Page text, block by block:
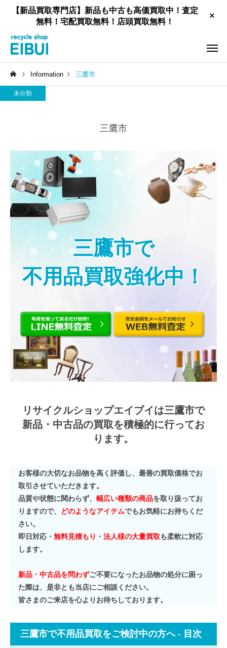
【新品買取専門店】新品も中古も高価買取中！査定
無料！宅配買取無料！店頭買取無料！
工具買取
家具買取
Information 三鷹市
未分類
三鷹市
三鷹市で
不用品買取強化中！
リサイクルショップエイブイは三鷹市で
新品・中古品の買取を積極的に行ってお
ります。
お客様の大切なお品物を高く評価し、最善の買取価格でお
取引させていただきます。
品質や状態に関わらず、幅広い種類の商品を取り扱ってお
りますので、
どのようなアイテムでもお気軽にお持ちくだ
さい。
即日対応・無料見積もり ・法人様の大量買取も柔軟に対応
します。
新品・中古品を問わずご不要になったお品物の処分に困っ
た際は、是非とも当店にご相談ください。
皆さまのご来店を心よりお待ちしております。
三鷹市で不用品買取をご検討中の方へ - 目次